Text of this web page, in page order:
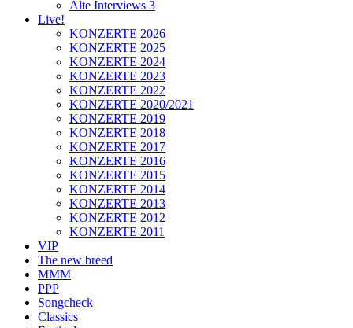
Alte Interviews 3
Live!
KONZERTE 2026
KONZERTE 2025
KONZERTE 2024
KONZERTE 2023
KONZERTE 2022
KONZERTE 2020/2021
KONZERTE 2019
KONZERTE 2018
KONZERTE 2017
KONZERTE 2016
KONZERTE 2015
KONZERTE 2014
KONZERTE 2013
KONZERTE 2012
KONZERTE 2011
VIP
The new breed
MMM
PPP
Songcheck
Classics